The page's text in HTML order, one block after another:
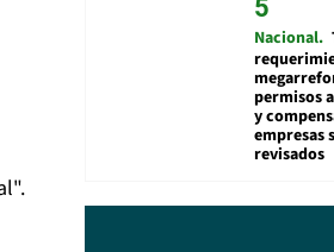
Nacional
permisos
y
empresas
revisados